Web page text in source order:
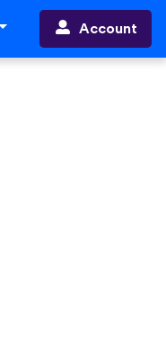
Account